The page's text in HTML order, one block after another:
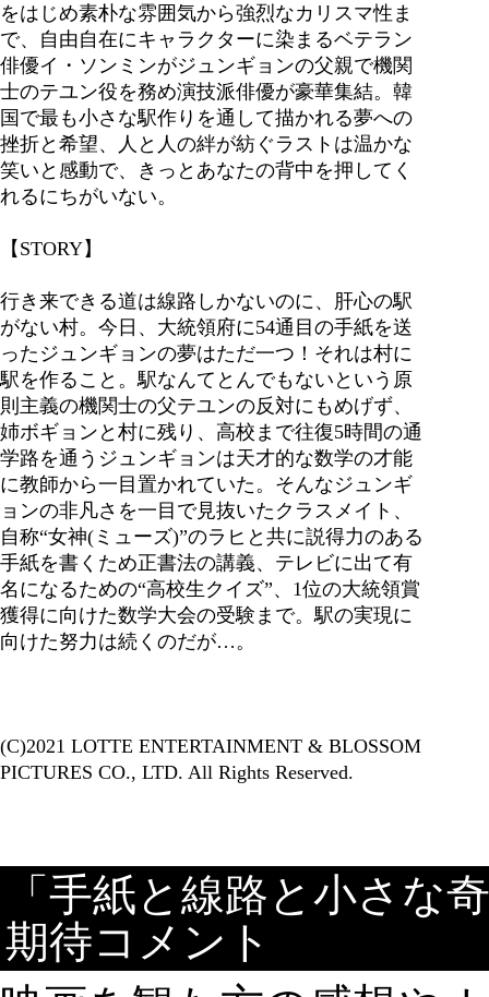
をはじめ素朴な雰囲気から強烈なカリスマ性ま
で、自由自在にキャラクターに染まるベテラン
俳優イ・ソンミンがジュンギョンの父親で機関
士のテユン役を務め演技派俳優が豪華集結。韓
国で最も小さな駅作りを通して描かれる夢への
挫折と希望、人と人の絆が紡ぐラストは温かな
笑いと感動で、きっとあなたの背中を押してく
れるにちがいない。
【STORY】
行き来できる道は線路しかないのに、肝心の駅
がない村。今日、大統領府に54通目の手紙を送
ったジュンギョンの夢はただ一つ！それは村に
駅を作ること。駅なんてとんでもないという原
則主義の機関士の父テユンの反対にもめげず、
姉ボギョンと村に残り、高校まで往復5時間の通
学路を通うジュンギョンは天才的な数学の才能
に教師から一目置かれていた。そんなジュンギ
ョンの非凡さを一目で見抜いたクラスメイト、
自称“女神(ミューズ)”のラヒと共に説得力のある
手紙を書くため正書法の講義、テレビに出て有
名になるための“高校生クイズ”、1位の大統領賞
獲得に向けた数学大会の受験まで。駅の実現に
向けた努力は続くのだが…。
(C)2021 LOTTE ENTERTAINMENT & BLOSSOM
PICTURES CO., LTD. All Rights Reserved.
「手紙と線路と小さな
期待コメント